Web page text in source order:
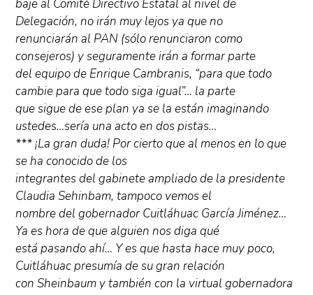
baje al Comité Directivo Estatal al nivel de
Delegación, no irán muy lejos ya que no
renunciarán al PAN (sólo renunciaron como
consejeros) y seguramente irán a formar parte
del equipo de Enrique Cambranis, “para que todo
cambie para que todo siga igual”… la parte
que sigue de ese plan ya se la están imaginando
ustedes…sería una acto en dos pistas…
*** ¡La gran duda! Por cierto que al menos en lo que
se ha conocido de los
integrantes del gabinete ampliado de la presidente
Claudia Sehinbam, tampoco vemos el
nombre del gobernador Cuitláhuac García Jiménez…
Ya es hora de que alguien nos diga qué
está pasando ahí… Y es que hasta hace muy poco,
Cuitláhuac presumía de su gran relación
con Sheinbaum y también con la virtual gobernadora